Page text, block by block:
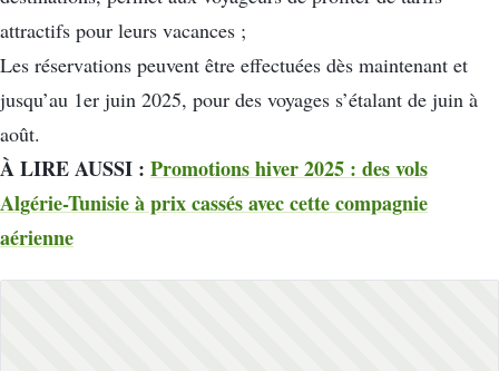
attractifs pour leurs vacances ;
Les réservations peuvent être effectuées dès maintenant et
jusqu’au 1er juin 2025, pour des voyages s’étalant de juin à
août.
À LIRE AUSSI : Promotions hiver 2025 : des vols
Algérie-Tunisie à prix cassés avec cette compagnie
aérienne